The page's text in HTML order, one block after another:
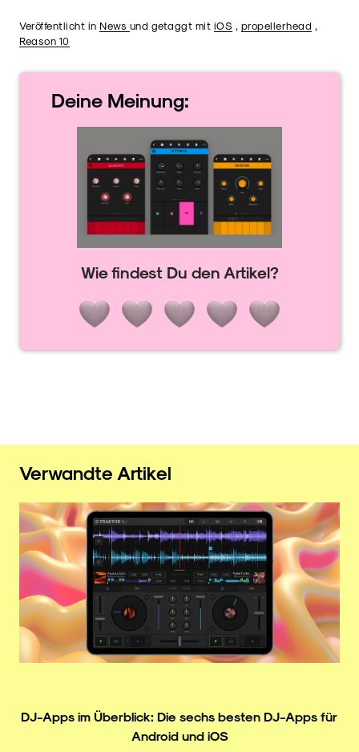
Veröffentlicht in News und getaggt mit iOS propellerhead
Reason 10
Deine Meinung:
Wie findest Du den Artikel?
Verwandte Artikel
DJ-Apps im Überblick: Die sechs besten DJ-Apps für
Android und iOS